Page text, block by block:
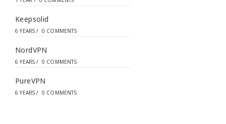
Keepsolid
6 YEARS / 0 COMMENTS
NordVPN
6 YEARS / 0 COMMENTS
PureVPN
6 YEARS / 0 COMMENTS